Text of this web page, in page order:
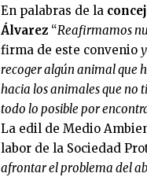
En palabras de la
Álvarez “Reafirmamos
firma de este convenio
recoger algún animal que
hacia los animales que no
todo lo posible por
La edil de Medio
labor de la Sociedad
afrontar el problema del